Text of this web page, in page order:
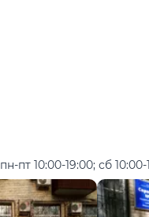
пн-пт 10:00-19:00; сб 10:00-